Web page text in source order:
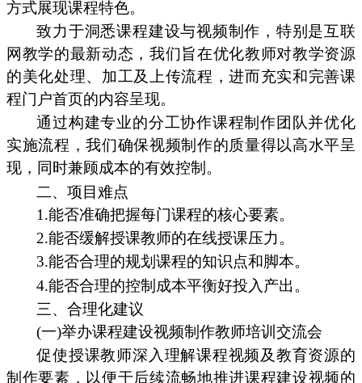
方式展现课程特色。
致力于洞悉课程建设与视频制作，特别是互联
网教学的最新动态，我们旨在优化教师对教学资源
的美化处理、加工及上传流程，进而充实和完善课
程门户首页的内容呈现。
通过构建专业的分工协作课程制作团队并优化
实施流程，我们确保视频制作的质量得以高水平呈
现，同时兼顾成本的有效控制。
二、项目难点
1.能否准确把握每门课程的核心要素。
2.能否缓解授课教师的在线授课压力。
3.能否合理的规划课程的知识点和脚本。
4.能否合理的控制成本平衡好投入产出。
三、合理化建议
(一)举办课程建设视频制作教师培训交流会
促使授课教师深入理解课程视频及教育资源的
制作要素，以便于后续流畅地推进课程建设视频的